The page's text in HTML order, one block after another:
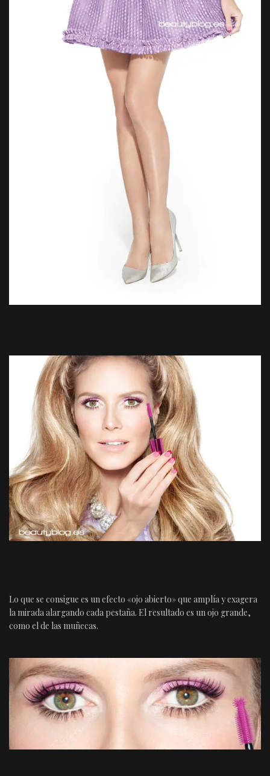
Lo que se consigue es un efecto «ojo abierto» que amplía y exagera
la mirada alargando cada pestaña. El resultado es un ojo grande,
como el de las muñecas.